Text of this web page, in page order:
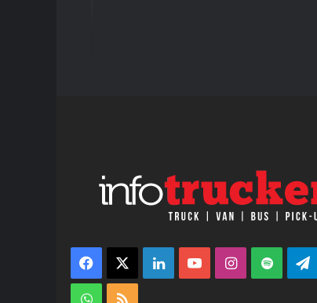
Facebook LinkedInYouTubeInstagram
Spotify
WhatsApp